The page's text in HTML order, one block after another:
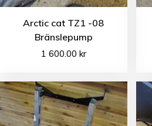
Arctic cat TZ1 -08
Bränslepump
1 600.00 kr